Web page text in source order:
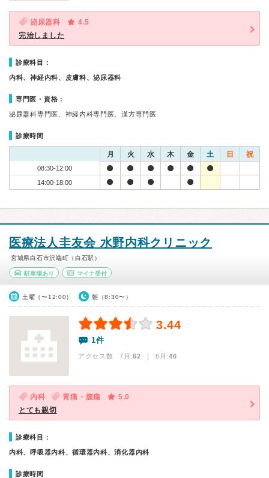
泌尿器科
4.5
完治しました
診療科目：
内科、神経内科、皮膚科、泌尿器科
専門医・資格：
泌尿器科専門医、神経内科専門医、漢方専門医
診療時間
月 火 水 木 金 土 日 祝
08:30-12:00
14:00-18:00
医療法人圭友会 水野内科クリニック
宮城県白石市沢端町（白石駅）
駐車場あり マイナ受付
土曜（〜12:00） 朝（8:30〜）
3.44
1件
アクセス数 7月:62 | 6月:46
内科 胃痛・腹痛
5.0
とても親切
診療科目：
内科、呼吸器内科、循環器内科、消化器内科
診療時間